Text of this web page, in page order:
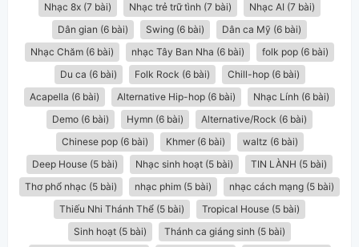
Nhạc 8x (7 bài)
Nhạc trẻ trữ tình (7 bài)
Nhạc AI (7 bài)
Dân gian (6 bài)
Swing (6 bài)
Dân ca Mỹ (6 bài)
Nhạc Chăm (6 bài)
nhạc Tây Ban Nha (6 bài)
folk pop (6 bài)
Du ca (6 bài)
Folk Rock (6 bài)
Chill-hop (6 bài)
Acapella (6 bài)
Alternative Hip-hop (6 bài)
Nhạc Lính (6 bài)
Demo (6 bài)
Hymn (6 bài)
Alternative/Rock (6 bài)
Chinese pop (6 bài)
Khmer (6 bài)
waltz (6 bài)
Deep House (5 bài)
Nhạc sinh hoạt (5 bài)
TIN LÀNH (5 bài)
Thơ phổ nhạc (5 bài)
nhạc phim (5 bài)
nhạc cách mạng (5 bài)
Thiếu Nhi Thánh Thể (5 bài)
Tropical House (5 bài)
Sinh hoạt (5 bài)
Thánh ca giáng sinh (5 bài)